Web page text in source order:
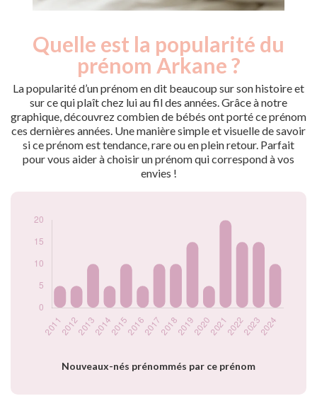
Quelle est la popularité du
prénom Arkane ?
La popularité d’un prénom en dit beaucoup sur son histoire et
sur ce qui plaît chez lui au fil des années. Grâce à notre
graphique, découvrez combien de bébés ont porté ce prénom
ces dernières années. Une manière simple et visuelle de savoir
si ce prénom est tendance, rare ou en plein retour. Parfait
pour vous aider à choisir un prénom qui correspond à vos
envies !
Nouveaux-nés prénommés par ce prénom
prénom Arkane par
Année
Nouveaux-
nés
2012
5
2013
10
2014
5
2015
10
2016
5
2017
10
2021
2022
2023